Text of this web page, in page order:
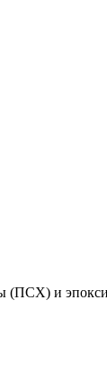
(ПСХ) и